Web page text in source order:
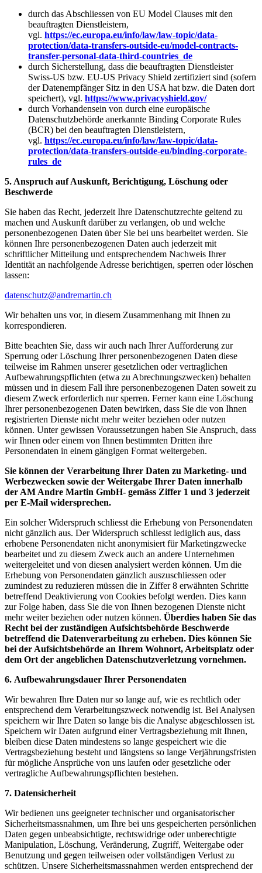
durch das Abschliessen von EU Model Clauses mit den
beauftragten Dienstleistern,
vgl. https://ec.europa.eu/info/law/law-topic/data-
protection/data-transfers-outside-eu/model-contracts-
transfer-personal-data-third-countries_de
durch Sicherstellung, dass die beauftragten Dienstleister
Swiss-US bzw. EU-US Privacy Shield zertifiziert sind (sofern
der Datenempfänger Sitz in den USA hat bzw. die Daten dort
speichert), vgl. https://www.privacyshield.gov/
durch Vorhandensein von durch eine europäische
Datenschutzbehörde anerkannte Binding Corporate Rules
(BCR) bei den beauftragten Dienstleistern,
vgl. https://ec.europa.eu/info/law/law-topic/data-
protection/data-transfers-outside-eu/binding-corporate-
rules_de
5. Anspruch auf Auskunft, Berichtigung, Löschung oder
Beschwerde
Sie haben das Recht, jederzeit Ihre Datenschutzrechte geltend zu
machen und Auskunft darüber zu verlangen, ob und welche
personenbezogenen Daten über Sie bei uns bearbeitet werden. Sie
können Ihre personenbezogenen Daten auch jederzeit mit
schriftlicher Mitteilung und entsprechendem Nachweis Ihrer
Identität an nachfolgende Adresse berichtigen, sperren oder löschen
lassen:
datenschutz@andremartin.ch
Wir behalten uns vor, in diesem Zusammenhang mit Ihnen zu
korrespondieren.
Bitte beachten Sie, dass wir auch nach Ihrer Aufforderung zur
Sperrung oder Löschung Ihrer personenbezogenen Daten diese
teilweise im Rahmen unserer gesetzlichen oder vertraglichen
Aufbewahrungspflichten (etwa zu Abrechnungszwecken) behalten
müssen und in diesem Fall ihre personenbezogenen Daten soweit zu
diesem Zweck erforderlich nur sperren. Ferner kann eine Löschung
Ihrer personenbezogenen Daten bewirken, dass Sie die von Ihnen
registrierten Dienste nicht mehr weiter beziehen oder nutzen
können. Unter gewissen Voraussetzungen haben Sie Anspruch, dass
wir Ihnen oder einem von Ihnen bestimmten Dritten ihre
Personendaten in einem gängigen Format weitergeben.
Sie können der Verarbeitung Ihrer Daten zu Marketing- und
Werbezwecken sowie der Weitergabe Ihrer Daten innerhalb
der AM Andre Martin GmbH- gemäss Ziffer 1 und 3 jederzeit
per E-Mail widersprechen.
Ein solcher Widerspruch schliesst die Erhebung von Personendaten
nicht gänzlich aus. Der Widerspruch schliesst lediglich aus, dass
erhobene Personendaten nicht anonymisiert für Marketingzwecke
bearbeitet und zu diesem Zweck auch an andere Unternehmen
weitergeleitet und von diesen analysiert werden können. Um die
Erhebung von Personendaten gänzlich auszuschliessen oder
zumindest zu reduzieren müssen die in Ziffer 8 erwähnten Schritte
betreffend Deaktivierung von Cookies befolgt werden. Dies kann
zur Folge haben, dass Sie die von Ihnen bezogenen Dienste nicht
mehr weiter beziehen oder nutzen können. Überdies haben Sie das
Recht bei der zuständigen Aufsichtsbehörde Beschwerde
betreffend die Datenverarbeitung zu erheben. Dies können Sie
bei der Aufsichtsbehörde an Ihrem Wohnort, Arbeitsplatz oder
dem Ort der angeblichen Datenschutzverletzung vornehmen.
6. Aufbewahrungsdauer Ihrer Personendaten
Wir bewahren Ihre Daten nur so lange auf, wie es rechtlich oder
entsprechend dem Verarbeitungszweck notwendig ist. Bei Analysen
speichern wir Ihre Daten so lange bis die Analyse abgeschlossen ist.
Speichern wir Daten aufgrund einer Vertragsbeziehung mit Ihnen,
bleiben diese Daten mindestens so lange gespeichert wie die
Vertragsbeziehung besteht und längstens so lange Verjährungsfristen
für mögliche Ansprüche von uns laufen oder gesetzliche oder
vertragliche Aufbewahrungspflichten bestehen.
7. Datensicherheit
Wir bedienen uns geeigneter technischer und organisatorischer
Sicherheitsmassnahmen, um Ihre bei uns gespeicherten persönlichen
Daten gegen unbeabsichtigte, rechtswidrige oder unberechtigte
Manipulation, Löschung, Veränderung, Zugriff, Weitergabe oder
Benutzung und gegen teilweisen oder vollständigen Verlust zu
schützen. Unsere Sicherheitsmassnahmen werden entsprechend der